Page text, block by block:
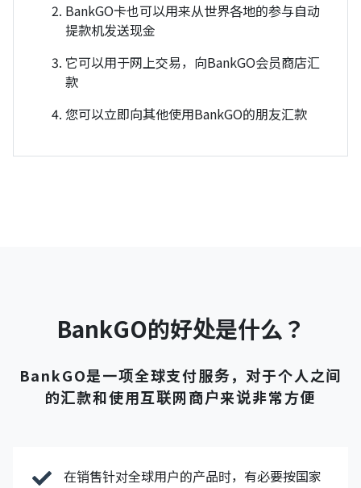
BankGO卡也可以用来从世界各地的参与自动
提款机发送现金
它可以用于网上交易，向BankGO会员商店汇
款
您可以立即向其他使用BankGO的朋友汇款
BankGO的好处是什么？
BankGO是一项全球支付服务，对于个人之间
的汇款和使用互联网商户来说非常方便
在销售针对全球用户的产品时，有必要按国家